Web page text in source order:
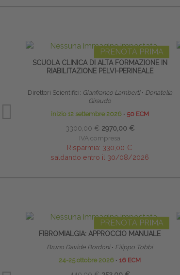
PRENOTA PRIMA
SCUOLA CLINICA DI ALTA FORMAZIONE IN
RIABILITAZIONE PELVI-PERINEALE
Direttori Scientifici: Gianfranco Lamberti ∙ Donatella
Giraudo
inizio 12 settembre 2026 ∙ 50 ECM
3300,00 € 2970,00 €
IVA compresa
Risparmia: 330,00 €
saldando entro il 30/08/2026
PRENOTA PRIMA
FIBROMIALGIA: APPROCCIO MANUALE
Bruno Davide Bordoni∙ Filippo Tobbi
24-25 ottobre 2026 ∙ 16 ECM